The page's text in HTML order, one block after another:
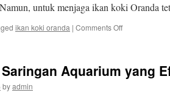
untuk menjaga ikan koki Oranda
ikan koki oranda | Comments Offon
Koki
Oranda
Aquarium yang
byadmin